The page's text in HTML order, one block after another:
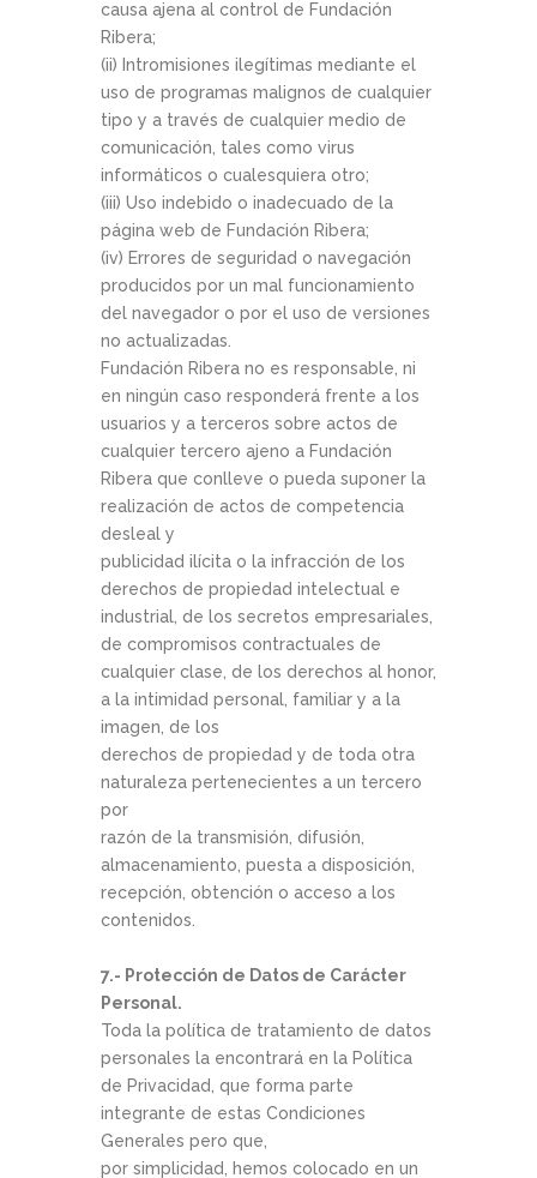
causa ajena al control de Fundación
Ribera;
(ii) Intromisiones ilegítimas mediante el
uso de programas malignos de cualquier
tipo y a través de cualquier medio de
comunicación, tales como virus
informáticos o cualesquiera otro;
(iii) Uso indebido o inadecuado de la
página web de Fundación Ribera;
(iv) Errores de seguridad o navegación
producidos por un mal funcionamiento
del navegador o por el uso de versiones
no actualizadas.
Fundación Ribera no es responsable, ni
en ningún caso responderá frente a los
usuarios y a terceros sobre actos de
cualquier tercero ajeno a Fundación
Ribera que conlleve o pueda suponer la
realización de actos de competencia
desleal y
publicidad ilícita o la infracción de los
derechos de propiedad intelectual e
industrial, de los secretos empresariales,
de compromisos contractuales de
cualquier clase, de los derechos al honor,
a la intimidad personal, familiar y a la
imagen, de los
derechos de propiedad y de toda otra
naturaleza pertenecientes a un tercero
por
razón de la transmisión, difusión,
almacenamiento, puesta a disposición,
recepción, obtención o acceso a los
contenidos.
7.- Protección de Datos de Carácter
Personal.
Toda la política de tratamiento de datos
personales la encontrará en la Política
de Privacidad, que forma parte
integrante de estas Condiciones
Generales pero que,
por simplicidad, hemos colocado en un